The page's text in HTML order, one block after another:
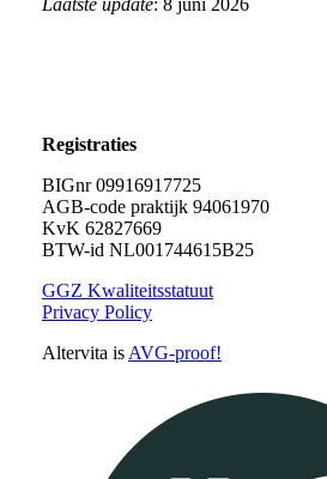
Laatste update: 8 juni 2026
Registraties
BIGnr 09916917725
AGB-code praktijk 94061970
KvK 62827669
BTW-id NL001744615B25
GGZ Kwaliteitsstatuut
Privacy Policy
Altervita is AVG-proof!